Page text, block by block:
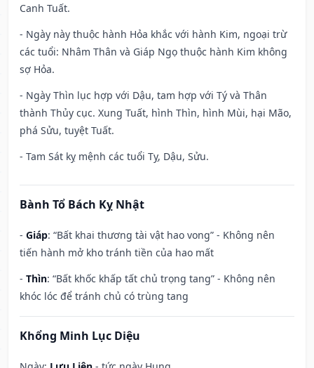
Canh Tuất.
- Ngày này thuộc hành Hỏa khắc với hành Kim, ngoại trừ
các tuổi: Nhâm Thân và Giáp Ngọ thuộc hành Kim không
sợ Hỏa.
- Ngày Thìn lục hợp với Dậu, tam hợp với Tý và Thân
thành Thủy cục. Xung Tuất, hình Thìn, hình Mùi, hại Mão,
phá Sửu, tuyệt Tuất.
- Tam Sát kỵ mệnh các tuổi Tỵ, Dậu, Sửu.
Bành Tổ Bách Kỵ Nhật
- Giáp: “Bất khai thương tài vật hao vong” - Không nên
tiến hành mở kho tránh tiền của hao mất
- Thìn: “Bất khốc khấp tất chủ trọng tang” - Không nên
khóc lóc để tránh chủ có trùng tang
Khổng Minh Lục Diệu